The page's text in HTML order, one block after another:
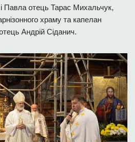
Павла отець Тарас Михальчук,
храму та капелан
Андрій Сіданич.